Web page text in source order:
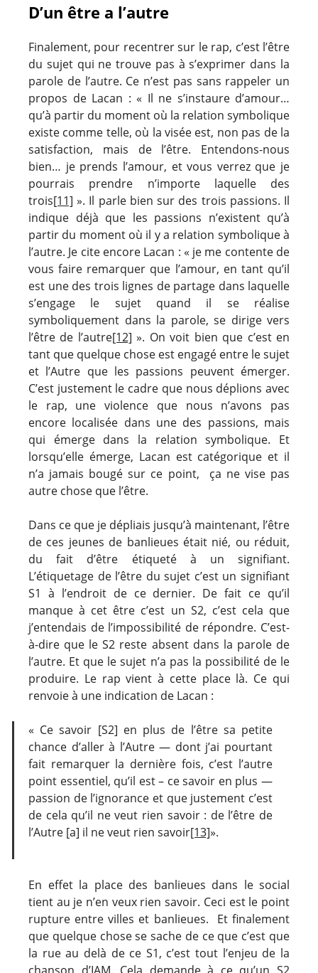
D’un être a l’autre
Finalement, pour recentrer sur le rap, c’est l’être
du sujet qui ne trouve pas à s’exprimer dans la
parole de l’autre. Ce n’est pas sans rappeler un
propos de Lacan : « Il ne s’instaure d’amour…
qu’à partir du moment où la relation symbolique
existe comme telle, où la visée est, non pas de la
satisfaction, mais de l’être. Entendons-nous
bien… je prends l’amour, et vous verrez que je
pourrais prendre n’importe laquelle des
trois[11] ». Il parle bien sur des trois passions. Il
indique déjà que les passions n’existent qu’à
partir du moment où il y a relation symbolique à
l’autre. Je cite encore Lacan : « je me contente de
vous faire remarquer que l’amour, en tant qu’il
est une des trois lignes de partage dans laquelle
s’engage le sujet quand il se réalise
symboliquement dans la parole, se dirige vers
l’être de l’autre[12] ». On voit bien que c’est en
tant que quelque chose est engagé entre le sujet
et l’Autre que les passions peuvent émerger.
C’est justement le cadre que nous déplions avec
le rap, une violence que nous n’avons pas
encore localisée dans une des passions, mais
qui émerge dans la relation symbolique. Et
lorsqu’elle émerge, Lacan est catégorique et il
n’a jamais bougé sur ce point, ça ne vise pas
autre chose que l’être.
Dans ce que je dépliais jusqu’à maintenant, l’être
de ces jeunes de banlieues était nié, ou réduit,
du fait d’être étiqueté à un signifiant.
L’étiquetage de l’être du sujet c’est un signifiant
S1 à l’endroit de ce dernier. De fait ce qu’il
manque à cet être c’est un S2, c’est cela que
j’entendais de l’impossibilité de répondre. C’est-
à-dire que le S2 reste absent dans la parole de
l’autre. Et que le sujet n’a pas la possibilité de le
produire. Le rap vient à cette place là. Ce qui
renvoie à une indication de Lacan :
« Ce savoir [S2] en plus de l’être sa petite
chance d’aller à l’Autre ― dont j’ai pourtant
fait remarquer la dernière fois, c’est l’autre
point essentiel, qu’il est – ce savoir en plus ―
passion de l’ignorance et que justement c’est
de cela qu’il ne veut rien savoir : de l’être de
l’Autre [a] il ne veut rien savoir[13]».
En effet la place des banlieues dans le social
tient au je n’en veux rien savoir. Ceci est le point
rupture entre villes et banlieues. Et finalement
que quelque chose se sache de ce que c’est que
la rue au delà de ce S1, c’est tout l’enjeu de la